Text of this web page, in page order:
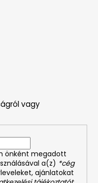
vagy
önként megadott
a(z) *cég
ajánlatokat